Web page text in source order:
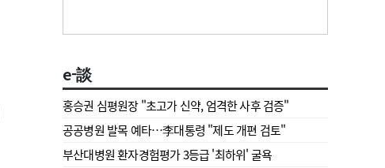
e-談
홍승권 심평원장 " 초고가 신약, 엄격한 사후 검증"
공공병원 발목 예타…李대통령 "제도 개편 검토"
부산대병원 환자경험평가 3등급 '최하위' 굴욕